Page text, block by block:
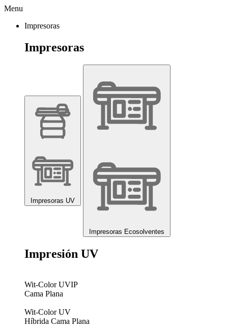
Menu
Impresoras
Impresoras
Impresoras UV
Impresoras Ecosolventes
Impresión UV
Wit-Color UVIP
Cama Plana
Wit-Color UV
Híbrida Cama Plana